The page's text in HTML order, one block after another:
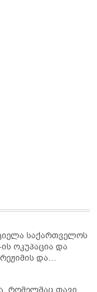
საქართველოს
ოკუპაცია და
და
ვერანაირად